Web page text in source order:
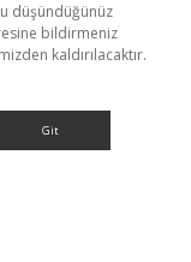
düşündüğünüz
bildirmeniz
kaldırılacaktır.